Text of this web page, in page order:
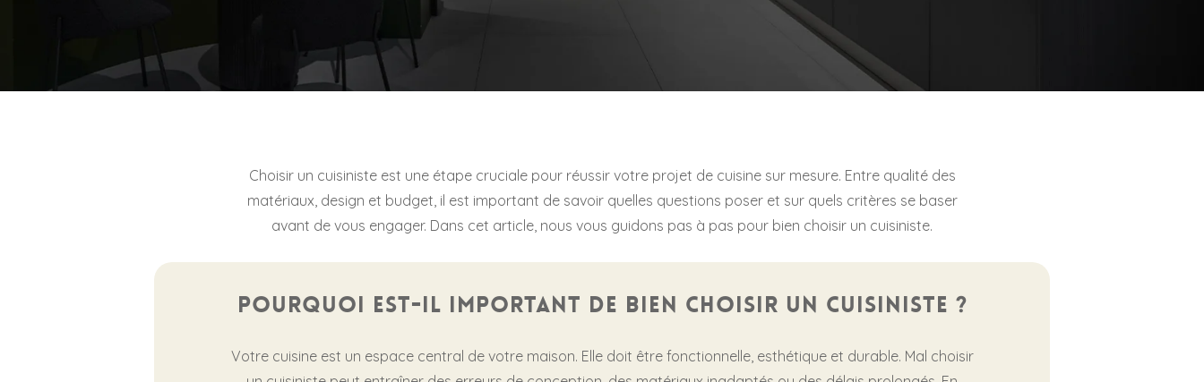
Choisir un cuisiniste est une étape cruciale pour réussir votre projet de cuisine sur mesure. Entre qualité des
matériaux, design et budget, il est important de savoir quelles questions poser et sur quels critères se baser
avant de vous engager. Dans cet article, nous vous guidons pas à pas pour bien choisir un cuisiniste.
Pourquoi est-il important de bien choisir un cuisiniste ?
Votre cuisine est un espace central de votre maison. Elle doit être fonctionnelle, esthétique et durable. Mal choisir